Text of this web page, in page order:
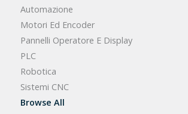
Automazione
Motori Ed Encoder
Pannelli Operatore E Display
PLC
Robotica
Sistemi CNC
Browse All